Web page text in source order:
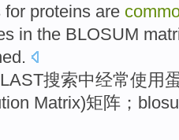
for proteins are
in the BLOSUM
.
搜索中经常使用
Matrix)矩阵 ；